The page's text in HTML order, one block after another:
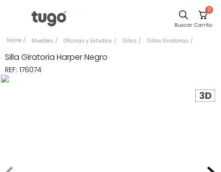
0
Muebles Oficinas y Estudios Sillas Sillas Giratorias
Silla Giratoria Harper Negro
REF: 176074
Comedor
Silla